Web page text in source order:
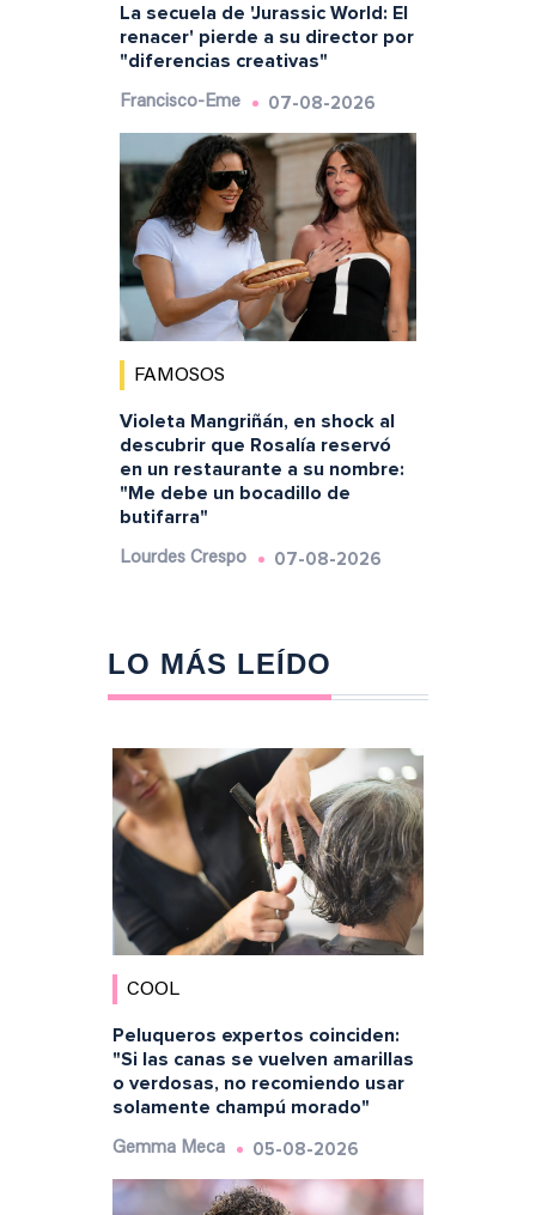
La secuela de 'Jurassic World: El
renacer' pierde a su director por
"diferencias creativas"
Francisco-Eme 07-08-2026
FAMOSOS
Violeta Mangriñán, en shock al
descubrir que Rosalía reservó
en un restaurante a su nombre:
"Me debe un bocadillo de
butifarra"
Lourdes Crespo 07-08-2026
LO MÁS LEÍDO
COOL
Peluqueros expertos coinciden:
"Si las canas se vuelven amarillas
o verdosas, no recomiendo usar
solamente champú morado"
Gemma Meca 05-08-2026